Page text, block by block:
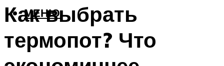
МЕНЮ
Как выбрать
термопот? Что